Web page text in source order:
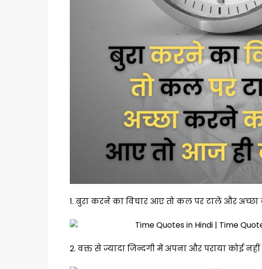
1. बुरा करने का विचार आए तो कल पर टाले और
2. वक्त से ज्यादा जिन्दगी में अपना और पराया कोई नहीं